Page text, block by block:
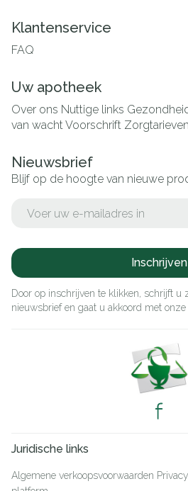
Klantenservice
FAQ
Uw apotheek
Over ons Nuttige links
van wachtVoorschrift Zorgtarieven
Nieuwsbrief
Blijf op de hoogte van nieuwe
Inschrijven
Door op inschrijven te klikken, schrijft u
nieuwsbrief en gaat u akkoord met onze
Juridische links
Algemene verkoopsvoorwaarden